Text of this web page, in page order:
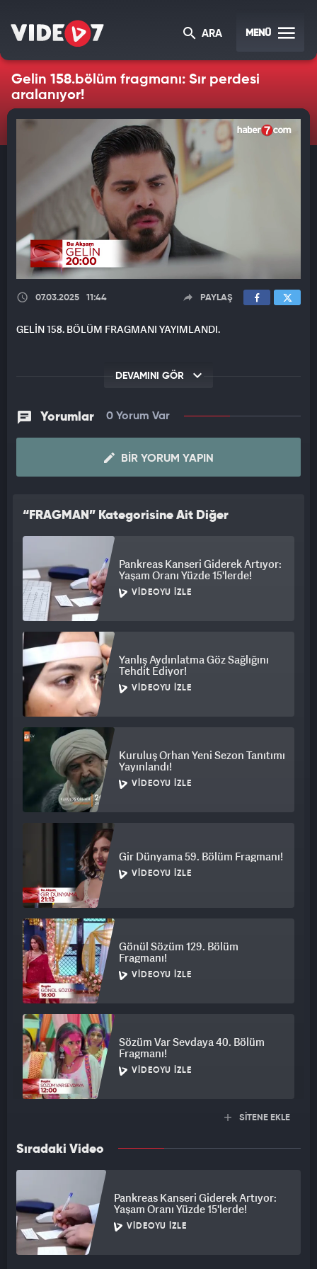
ARA MENÜ
Gelin 158.bölüm fragmanı: Sır perdesi
aralanıyor!
07.03.2025 11:44 PAYLAŞ
GELİN 158. BÖLÜM FRAGMANI YAYIMLANDI.
DEVAMINI GÖR
Yorumlar 0 Yorum Var
BIR YORUM YAPIN
“FRAGMAN” Kategorisine Ait Diğer
Videolar
Pankreas Kanseri Giderek Artıyor:
Yaşam Oranı Yüzde 15'lerde!
VIDEOYU İZLE
Yanlış Aydınlatma Göz Sağlığını
Tehdit Ediyor!
VIDEOYU İZLE
Kuruluş Orhan Yeni Sezon Tanıtımı
Yayınlandı!
VIDEOYU İZLE
Gir Dünyama 59. Bölüm Fragmanı!
VIDEOYU İZLE
Gönül Sözüm 129. Bölüm
Fragmanı!
VIDEOYU İZLE
Sözüm Var Sevdaya 40. Bölüm
Fragmanı!
VIDEOYU İZLE
SİTENE EKLE
Sıradaki Video
Pankreas Kanseri Giderek Artıyor:
Yaşam Oranı Yüzde 15'lerde!
VIDEOYU İZLE